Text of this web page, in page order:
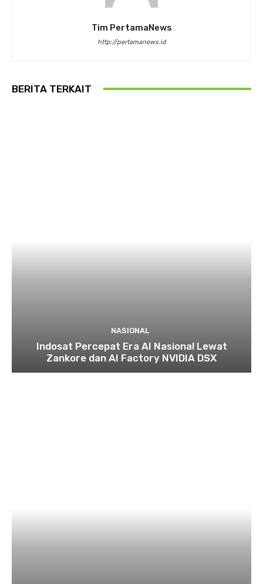
Tim PertamaNews
http://pertamanews.id
BERITA TERKAIT
NASIONAL
Indosat Percepat Era AI Nasional Lewat
Zankore dan AI Factory NVIDIA DSX